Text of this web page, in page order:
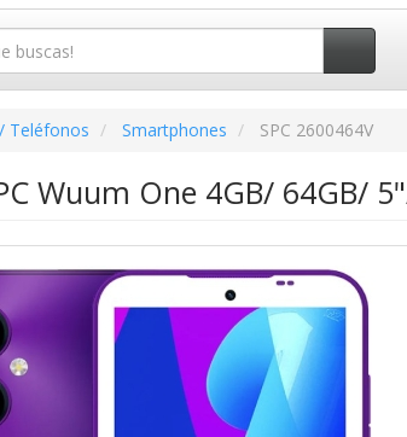
Teléfonos Smartphones SPC 2600464V
Wuum One 4GB/ 64GB/